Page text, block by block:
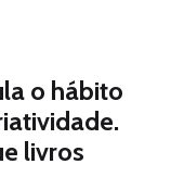
o hábito
livros